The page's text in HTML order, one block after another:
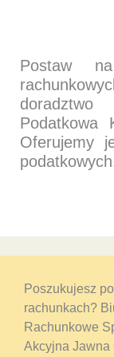
Postaw
doradztwo
Podatkowa
Oferujemy
Poszukujesz
rachunkach?
Rachunkowe
Akcyjna Jawna